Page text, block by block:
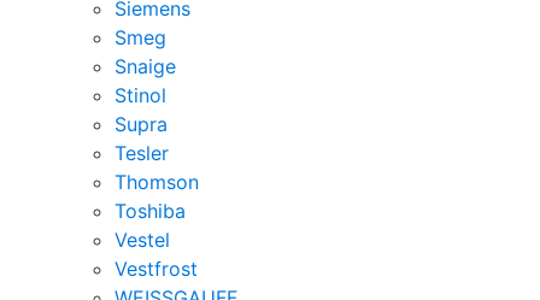
Siemens
Smeg
Snaige
Stinol
Supra
Tesler
Thomson
Toshiba
Vestel
Vestfrost